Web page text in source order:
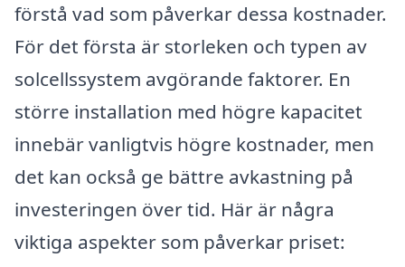
förstå vad som påverkar dessa kostnader.
För det första är storleken och typen av
solcellssystem avgörande faktorer. En
större installation med högre kapacitet
innebär vanligtvis högre kostnader, men
det kan också ge bättre avkastning på
investeringen över tid. Här är några
viktiga aspekter som påverkar priset: